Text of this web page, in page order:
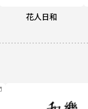
花人日和